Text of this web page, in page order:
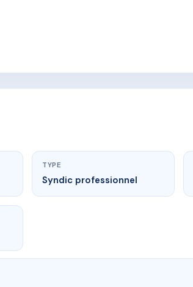
TYPE
Syndic professionnel